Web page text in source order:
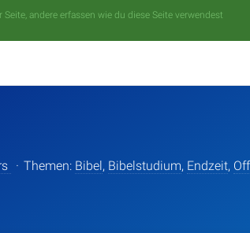
andere erfassen wie du diese Seite verwendest
· Themen: Bibel, Bibelstudium, Endzeit,